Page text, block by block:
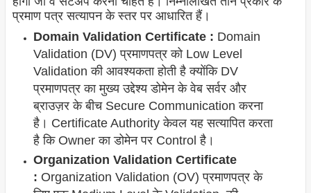
प्रमाण पत्र सत्यापन के स्तर पर आधारित हैं।
Domain Validation Certificate : Domain
Validation (DV) प्रमाणपत्र को Low Level
Validation की आवश्यकता होती है क्योंकि DV
प्रमाणपत्र का मुख्य उद्देश्य डोमेन के वेब सर्वर और
ब्राउज़र के बीच Secure Communication करना
है। Certificate Authority केवल यह सत्यापित करता
है कि Owner का डोमेन पर Control है।
Organization Validation Certificate
: Organization Validation (OV) प्रमाणपत्र के